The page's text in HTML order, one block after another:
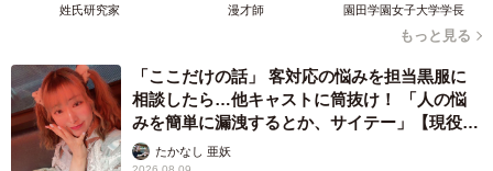
3/4
今夏に現在の間所から奈良市法蓮に移転するカフェオリオン（フジコさ
ん提供）
姓氏研究家 漫才師 園田学園女子大学学長
もっと見る
「ここだけの話」 客対応の悩みを担当黒服に
相談したら…他キャストに筒抜け！ 「人の悩
みを簡単に漏洩するとか、サイテー」【現役キ
ャストに取材】
たかなし 亜妖